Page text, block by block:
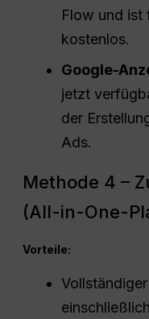
Flow und ist
kostenlos.
Google-
jetzt
der
Ads.
Methode 4 –
(All-in-One-
Vorteile: